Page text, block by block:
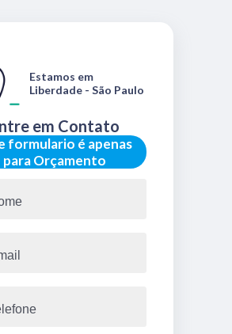
formulario é apenas
para Orçamento
em Contato
Estamos em
Liberdade - São Paulo